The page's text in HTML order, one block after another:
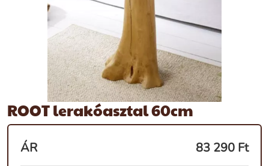
ROOT lerakóasztal 60cm
ÁR 83 290 Ft